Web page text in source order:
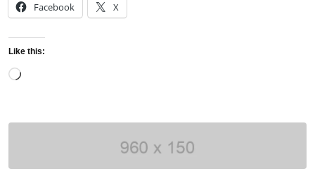
Facebook X
Like this:
Loading…